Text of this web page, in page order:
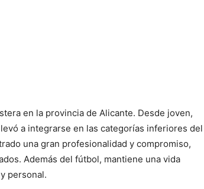
en la provincia de Alicante. Desde joven,
a integrarse en las categorías inferiores del
una gran profesionalidad y compromiso,
Además del fútbol, mantiene una vida
personal.